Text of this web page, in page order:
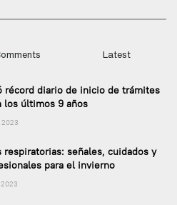
Latest
récord diario de inicio de trámites
los últimos 9 años
2023
respiratorias: señales, cuidados y
para el invierno
2023